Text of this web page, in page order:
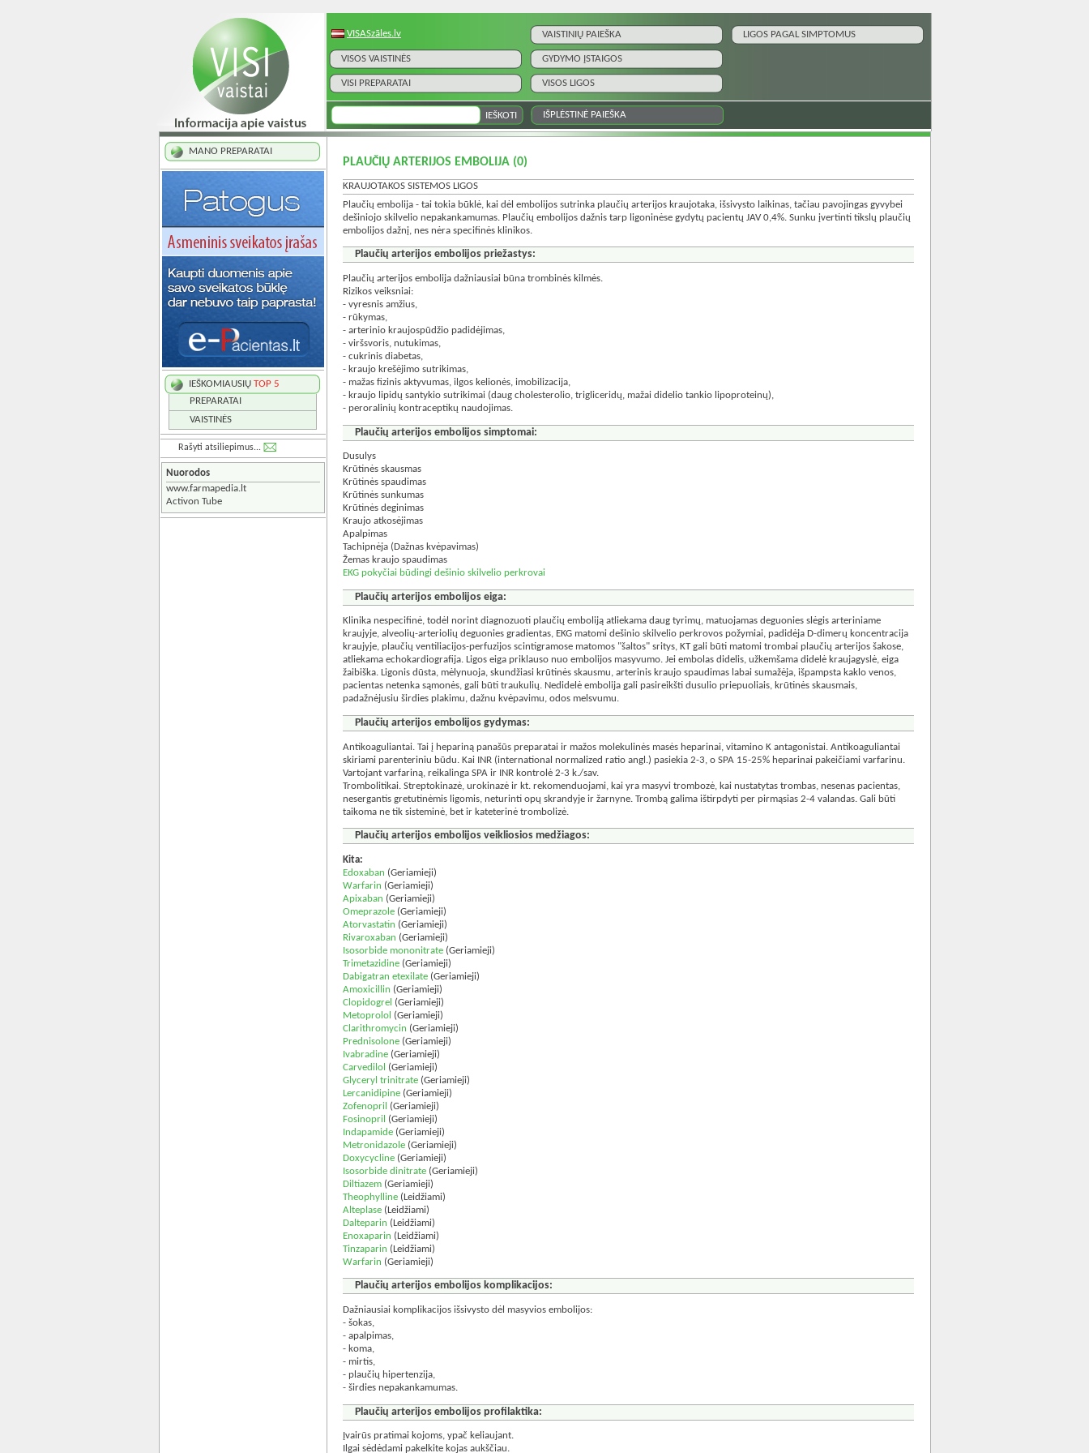
VISASzāles.lv VAISTINIŲ PAIEŠKA LIGOS PAGAL SIMPTOMUS
VISOS VAISTINĖS GYDYMO ĮSTAIGOS
VISI PREPARATAI VISOS LIGOS
IŠPLĖSTINĖ PAIEŠKA
MANO PREPARATAI
IEŠKOMIAUSIŲ TOP 5
PREPARATAI
VAISTINĖS
Rašyti atsiliepimus...
Nuorodos
www.farmapedia.lt
Activon Tube
PLAUČIŲ ARTERIJOS EMBOLIJA (0)
KRAUJOTAKOS SISTEMOS LIGOS
Plaučių embolija - tai tokia būklė, kai dėl embolijos sutrinka plaučių arterijos kraujotaka, išsivysto laikinas, tačiau pavojingas gyvybei
dešiniojo skilvelio nepakankamumas. Plaučių embolijos dažnis tarp ligoninėse gydytų pacientų JAV 0,4%. Sunku įvertinti tikslų plaučių
embolijos dažnį, nes nėra specifinės klinikos.
Plaučių arterijos embolijos priežastys:
Plaučių arterijos embolija dažniausiai būna trombinės kilmės.
Rizikos veiksniai:
- vyresnis amžius,
- rūkymas,
- arterinio kraujospūdžio padidėjimas,
- viršsvoris, nutukimas,
- cukrinis diabetas,
- kraujo krešėjimo sutrikimas,
- mažas fizinis aktyvumas, ilgos kelionės, imobilizacija,
- kraujo lipidų santykio sutrikimai (daug cholesterolio, trigliceridų, mažai didelio tankio lipoproteinų),
- peroralinių kontraceptikų naudojimas.
Plaučių arterijos embolijos simptomai:
Dusulys
Krūtinės skausmas
Krūtinės spaudimas
Krūtinės sunkumas
Krūtinės deginimas
Kraujo atkosėjimas
Apalpimas
Tachipnėja (Dažnas kvėpavimas)
Žemas kraujo spaudimas
EKG pokyčiai būdingi dešinio skilvelio perkrovai
Plaučių arterijos embolijos eiga:
Klinika nespecifinė, todėl norint diagnozuoti plaučių emboliją atliekama daug tyrimų, matuojamas deguonies slėgis arteriniame
kraujyje, alveolių-arteriolių deguonies gradientas, EKG matomi dešinio skilvelio perkrovos požymiai, padidėja D-dimerų koncentracija
kraujyje, plaučių ventiliacijos-perfuzijos scintigramose matomos "šaltos" sritys, KT gali būti matomi trombai plaučių arterijos šakose,
atliekama echokardiografija. Ligos eiga priklauso nuo embolijos masyvumo. Jei embolas didelis, užkemšama didelė kraujagyslė, eiga
žaibiška. Ligonis dūsta, mėlynuoja, skundžiasi krūtinės skausmu, arterinis kraujo spaudimas labai sumažėja, išpampsta kaklo venos,
pacientas netenka sąmonės, gali būti traukulių. Nedidelė embolija gali pasireikšti dusulio priepuoliais, krūtinės skausmais,
padažnėjusiu širdies plakimu, dažnu kvėpavimu, odos melsvumu.
Plaučių arterijos embolijos gydymas:
Antikoaguliantai. Tai į hepariną panašūs preparatai ir mažos molekulinės masės heparinai, vitamino K antagonistai. Antikoaguliantai
skiriami parenteriniu būdu. Kai INR (international normalized ratio angl.) pasiekia 2-3, o SPA 15-25% heparinai pakeičiami varfarinu.
Vartojant varfariną, reikalinga SPA ir INR kontrolė 2-3 k./sav.
Trombolitikai. Streptokinazė, urokinazė ir kt. rekomenduojami, kai yra masyvi trombozė, kai nustatytas trombas, nesenas pacientas,
nesergantis gretutinėmis ligomis, neturinti opų skrandyje ir žarnyne. Trombą galima ištirpdyti per pirmąsias 2-4 valandas. Gali būti
taikoma ne tik sisteminė, bet ir kateterinė trombolizė.
Plaučių arterijos embolijos veikliosios medžiagos:
Kita:
Edoxaban (Geriamieji)
Warfarin (Geriamieji)
Apixaban (Geriamieji)
Omeprazole (Geriamieji)
Atorvastatin (Geriamieji)
Rivaroxaban (Geriamieji)
Isosorbide mononitrate (Geriamieji)
Trimetazidine (Geriamieji)
Dabigatran etexilate (Geriamieji)
Amoxicillin (Geriamieji)
Clopidogrel (Geriamieji)
Metoprolol (Geriamieji)
Clarithromycin (Geriamieji)
Prednisolone (Geriamieji)
Ivabradine (Geriamieji)
Carvedilol (Geriamieji)
Glyceryl trinitrate (Geriamieji)
Lercanidipine (Geriamieji)
Zofenopril (Geriamieji)
Fosinopril (Geriamieji)
Indapamide (Geriamieji)
Metronidazole (Geriamieji)
Doxycycline (Geriamieji)
Isosorbide dinitrate (Geriamieji)
Diltiazem (Geriamieji)
Theophylline (Leidžiami)
Alteplase (Leidžiami)
Dalteparin (Leidžiami)
Enoxaparin (Leidžiami)
Tinzaparin (Leidžiami)
Warfarin (Geriamieji)
Plaučių arterijos embolijos komplikacijos:
Dažniausiai komplikacijos išsivysto dėl masyvios embolijos:
- šokas,
- apalpimas,
- koma,
- mirtis,
- plaučių hipertenzija,
- širdies nepakankamumas.
Plaučių arterijos embolijos profilaktika:
Įvairūs pratimai kojoms, ypač keliaujant.
Ilgai sėdėdami pakelkite kojas aukščiau.